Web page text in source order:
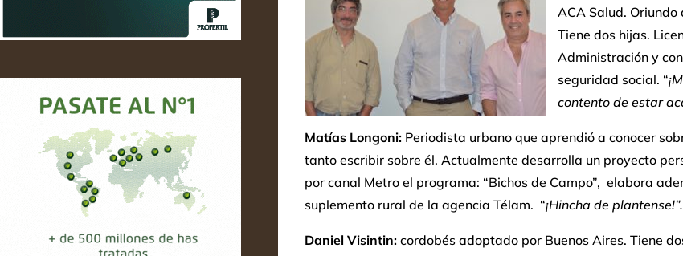
ACA Salud. Oriundo
Tiene dos hijas.
Administración y
seguridad social. “
contento de estar
Matías Longoni:Periodista urbano que aprendió a conocer
tanto escribir sobre él. Actualmente desarrolla un proyecto
por canal Metro el programa: “Bichos de Campo”, elabora
suplemento rural de la agencia Télam. “¡Hincha de plantense!”.
Daniel Visintin:cordobés adoptado por Buenos Aires. Tiene